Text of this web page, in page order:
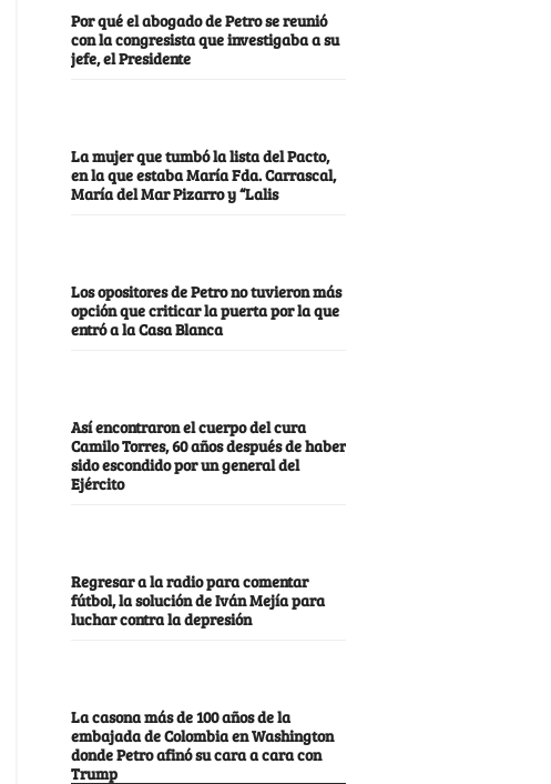
Por qué el abogado de Petro se reunió
con la congresista que investigaba a su
jefe, el Presidente
La mujer que tumbó la lista del Pacto,
en la que estaba María Fda. Carrascal,
María del Mar Pizarro y “Lalis
Los opositores de Petro no tuvieron más
opción que criticar la puerta por la que
entró a la Casa Blanca
Así encontraron el cuerpo del cura
Camilo Torres, 60 años después de haber
sido escondido por un general del
Ejército
Regresar a la radio para comentar
fútbol, la solución de Iván Mejía para
luchar contra la depresión
La casona más de 100 años de la
embajada de Colombia en Washington
donde Petro afinó su cara a cara con
Trump